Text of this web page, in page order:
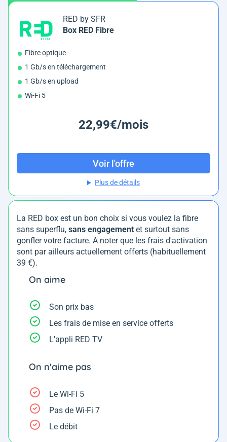
RED by SFR
Box RED Fibre
Fibre optique
1 Gb/s en téléchargement
1 Gb/s en upload
Wi-Fi 5
22,99€/mois
Voir l'offre
Plus de détails
La RED box est un bon choix si vous voulez la fibre
sans superflu, sans engagement et surtout sans
gonfler votre facture. A noter que les frais d'activation
sont par ailleurs actuellement offerts (habituellement
39 €).
On aime
Son prix bas
Les frais de mise en service offerts
L'appli RED TV
On n'aime pas
Le Wi-Fi 5
Pas de Wi-Fi 7
Le débit